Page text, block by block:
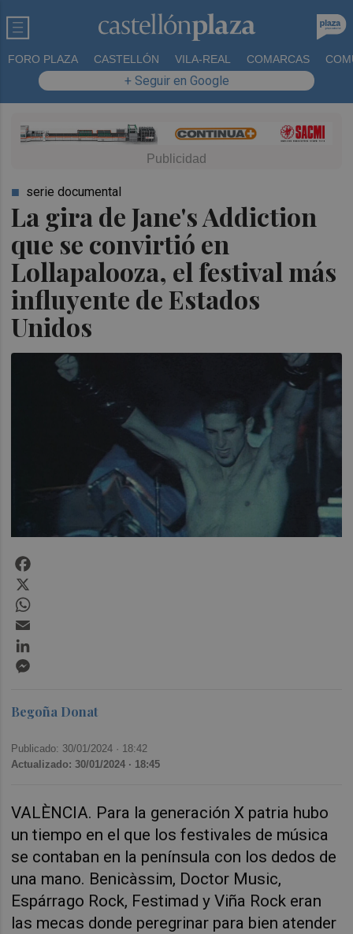
FORO PLAZA CASTELLÓN VILA-REAL COMARCAS
+ Seguir en Google
La gira de Jane's Addiction
que se convirtió en
Lollapalooza, el festival más
influyente de Estados
Unidos
serie documental
Begoña Donat
Publicado: 30/01/2024 · 18:42
Actualizado: 30/01/2024 · 18:45
VALÈNCIA. Para la generación X patria hubo
un tiempo en el que los festivales de música
se contaban en la península con los dedos de
una mano. Benicàssim, Doctor Music,
Espárrago Rock, Festimad y Viña Rock eran
las mecas donde peregrinar para bien atender